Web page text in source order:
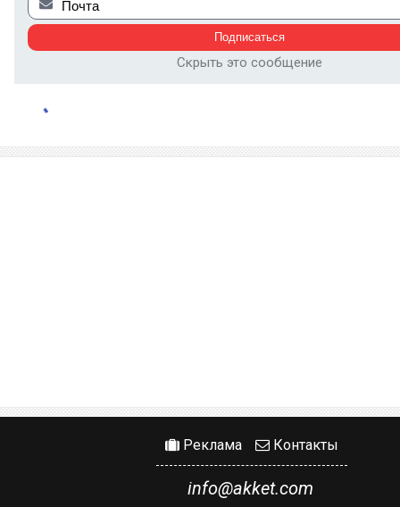
Скрыть это сообщение
Реклама Контакты
info@akket.com